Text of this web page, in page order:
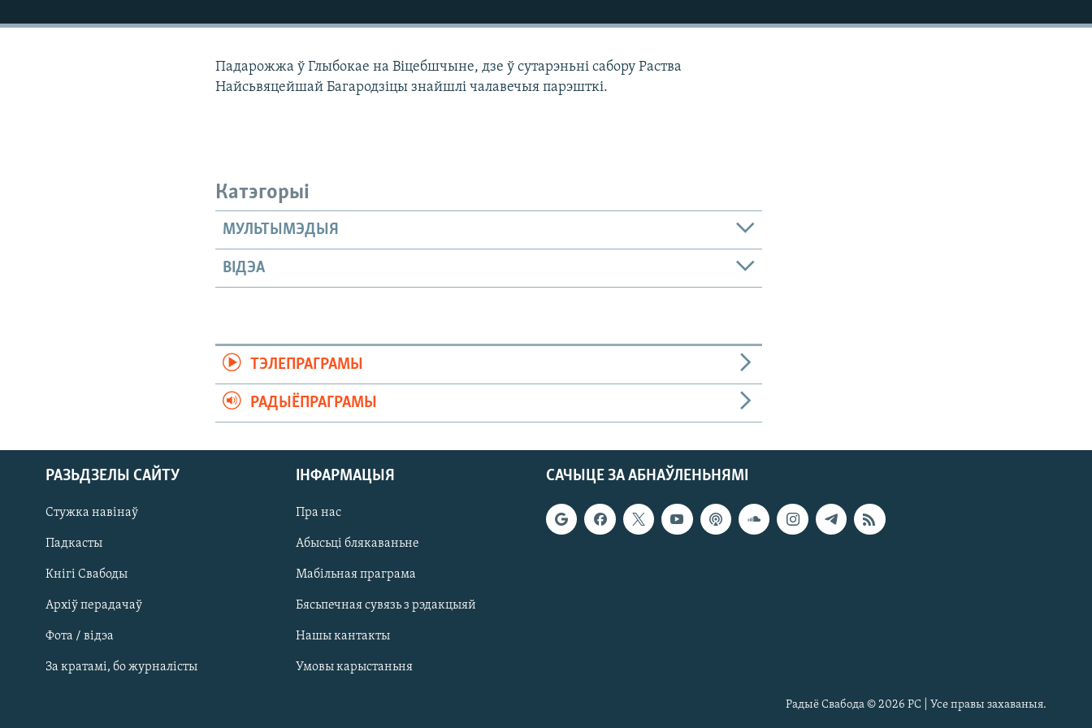
КАЛЯНДАР
НА ХВАЛЯХ СВАБОДЫ
САЧЫЦЕ ЗА АБНАЎЛЕНЬНЯМІ
Падарожжа ў Глыбокае на Віцебшчыне, дзе ў сутарэньні сабору Раства
Найсьвяцейшай Багародзіцы знайшлі чалавечыя парэшткі.
Катэгорыі
МУЛЬТЫМЭДЫЯ
ВІДЭА
ТЭЛЕПРАГРАМЫ
РАДЫЁПРАГРАМЫ
САЧЫЦЕ ЗА АБНАЎЛЕНЬНЯМІ
РАЗЬДЗЕЛЫ САЙТУ
Стужка навінаў
Падкасты
Кнігі Свабоды
Архіў перадачаў
Фота / відэа
За кратамі, бо журналісты
ІНФАРМАЦЫЯ
Пра нас
Абысьці блякаваньне
Мабільная праграма
Бясьпечная сувязь з рэдакцыяй
Нашы кантакты
Умовы карыстаньня
Радыё Свабода © 2026 РС | Усе правы захаваныя.